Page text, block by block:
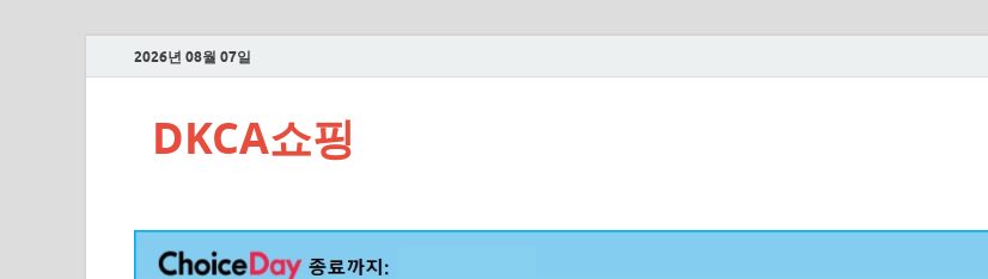
2026년 08월 07일
DKCA쇼핑